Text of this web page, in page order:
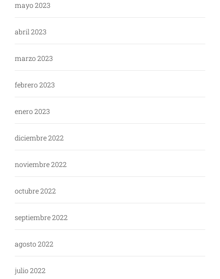
mayo 2023
abril 2023
marzo 2023
febrero 2023
enero 2023
diciembre 2022
noviembre 2022
octubre 2022
septiembre 2022
agosto 2022
julio 2022